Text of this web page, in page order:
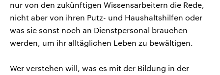
nur von den zukünftigen Wissensarbeitern die Rede,
nicht aber von ihren Putz- und Haushaltshilfen oder
was sie sonst noch an Dienstpersonal brauchen
werden, um ihr alltäglichen Leben zu bewältigen.
Wer verstehen will, was es mit der Bildung in der